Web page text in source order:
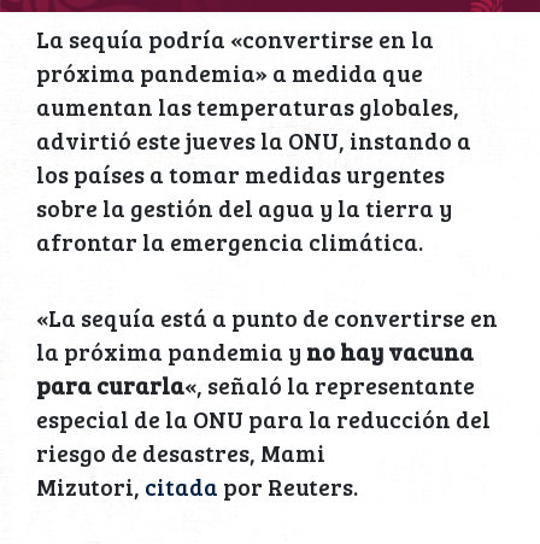
La sequía podría «convertirse en la
próxima pandemia» a medida que
aumentan las temperaturas globales,
advirtió este jueves la ONU, instando a
los países a tomar medidas urgentes
sobre la gestión del agua y la tierra y
afrontar la emergencia climática.
«La sequía está a punto de convertirse en
la próxima pandemia y no hay vacuna
para curarla«, señaló la representante
especial de la ONU para la reducción del
riesgo de desastres, Mami
Mizutori, citada por Reuters.